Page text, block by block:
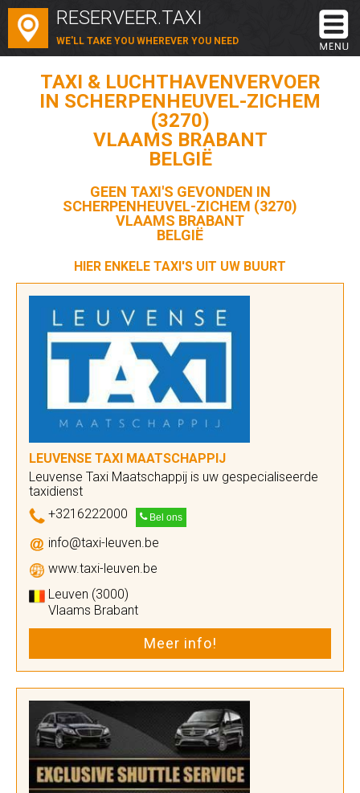
RESERVEER.TAXI
WE'LL TAKE YOU WHEREVER YOU NEED
TAXI & LUCHTHAVENVERVOER
IN SCHERPENHEUVEL-ZICHEM
(3270)
VLAAMS BRABANT
BELGIË
GEEN TAXI'S GEVONDEN IN
SCHERPENHEUVEL-ZICHEM (3270)
VLAAMS BRABANT
BELGIË
HIER ENKELE TAXI'S UIT UW BUURT
LEUVENSE TAXI MAATSCHAPPIJ
Leuvense Taxi Maatschappij is uw gespecialiseerde
taxidienst
+3216222000
Bel ons
info@taxi-leuven.be
www.taxi-leuven.be
Leuven (3000)
Vlaams Brabant
Meer info!